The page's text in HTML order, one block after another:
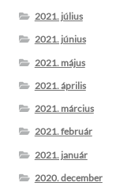
2021. július
2021. június
2021. május
2021. április
2021. március
2021. február
2021. január
2020. december